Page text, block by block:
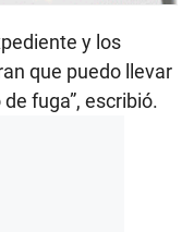
y los
que puedo llevar
fuga”, escribió.